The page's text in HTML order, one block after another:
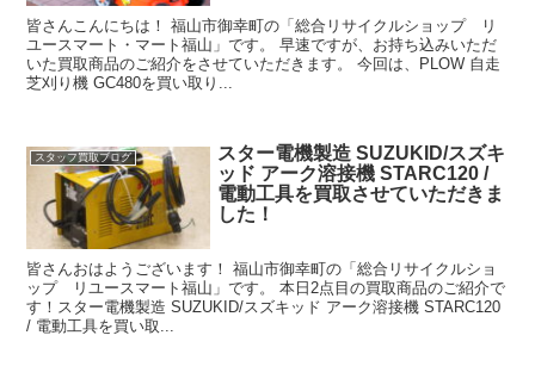
皆さんこんにちは！ 福山市御幸町の「総合リサイクルショップ リ
ユースマート・マート福山」です。 早速ですが、お持ち込みいただ
いた買取商品のご紹介をさせていただきます。 今回は、PLOW 自走
芝刈り機 GC480を買い取り...
スタッフ買取ブログ
スター電機製造 SUZUKID/スズキ
ッド アーク溶接機 STARC120 /
電動工具を買取させていただきま
した！
皆さんおはようございます！ 福山市御幸町の「総合リサイクルショ
ップ リユースマート福山」です。 本日2点目の買取商品のご紹介で
す！スター電機製造 SUZUKID/スズキッド アーク溶接機 STARC120
/ 電動工具を買い取...